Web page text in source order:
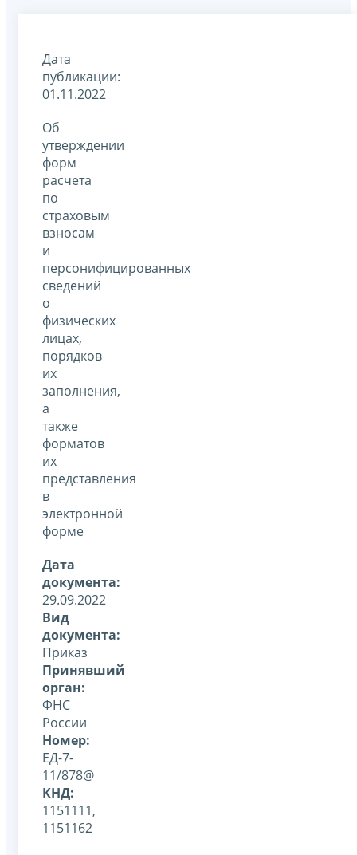
Дата
публикации:
01.11.2022
Об
утверждении
форм
расчета
по
страховым
взносам
и
персонифицированных
сведений
о
физических
лицах,
порядков
их
заполнения,
а
также
форматов
их
представления
в
электронной
форме
Дата
документа:
29.09.2022
Вид
документа:
Приказ
Принявший
орган:
ФНС
России
Номер:
ЕД-7-
11/878@
КНД:
1151111,
1151162